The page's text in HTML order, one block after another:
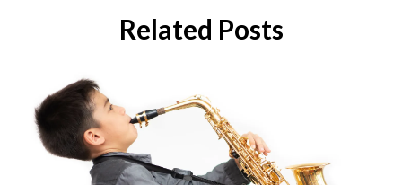
Related Posts